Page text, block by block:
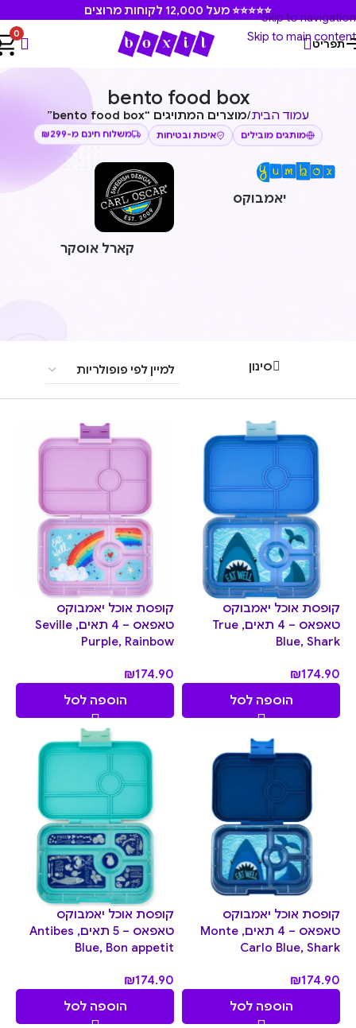
Skip to navigation
Skip to main content
⭐⭐⭐⭐⭐ מעל 12,000 לקוחות מרוצים
תפריט
0
bento food box
עמוד הבית/מוצרים המתויגים “bento food box”
מותגים מובילים איכות ובטיחות משלוח חינם מ-₪299
יאמבוקס
קארל אוסקר
סינון
קופסת אוכל יאמבוקס
טאפאס – 4 תאים, True
Blue, Shark
₪174.90
הוספה לסל
קופסת אוכל יאמבוקס
טאפאס – 4 תאים, Seville
Purple, Rainbow
₪174.90
הוספה לסל
קופסת אוכל יאמבוקס
טאפאס – 4 תאים, Monte
Carlo Blue, Shark
₪174.90
הוספה לסל
קופסת אוכל יאמבוקס
טאפאס – 5 תאים, Antibes
Blue, Bon appetit
₪174.90
הוספה לסל